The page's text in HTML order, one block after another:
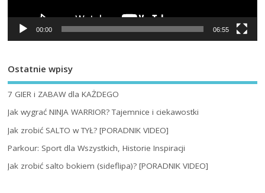
00:00 06:55
Ostatnie wpisy
7 GIER i ZABAW dla KAŻDEGO
Jak wygrać NINJA WARRIOR? Tajemnice i ciekawostki
Jak zrobić SALTO w TYŁ? [PORADNIK VIDEO]
Parkour: Sport dla Wszystkich, Historie Inspiracji
Jak zrobić salto bokiem (sideflipa)? [PORADNIK VIDEO]